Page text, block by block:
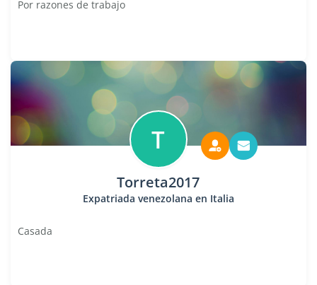
Por razones de trabajo
T
Torreta2017
Expatriada venezolana en Italia
Casada